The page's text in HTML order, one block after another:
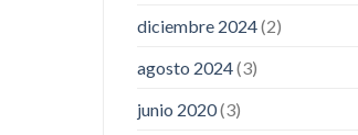
diciembre 2024(2)
agosto 2024(3)
junio 2020(3)